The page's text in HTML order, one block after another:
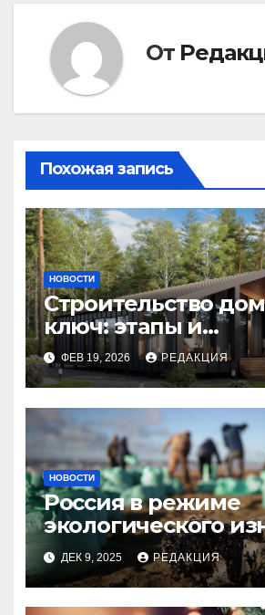
От
Похожая запись
НОВОСТИ
Строительство
ключ: этапы и
планирование
ФЕВ 19, 2026 РЕДАКЦИЯ
НОВОСТИ
Россия в режиме
экологического
ДЕК 9, 2025 РЕДАКЦИЯ